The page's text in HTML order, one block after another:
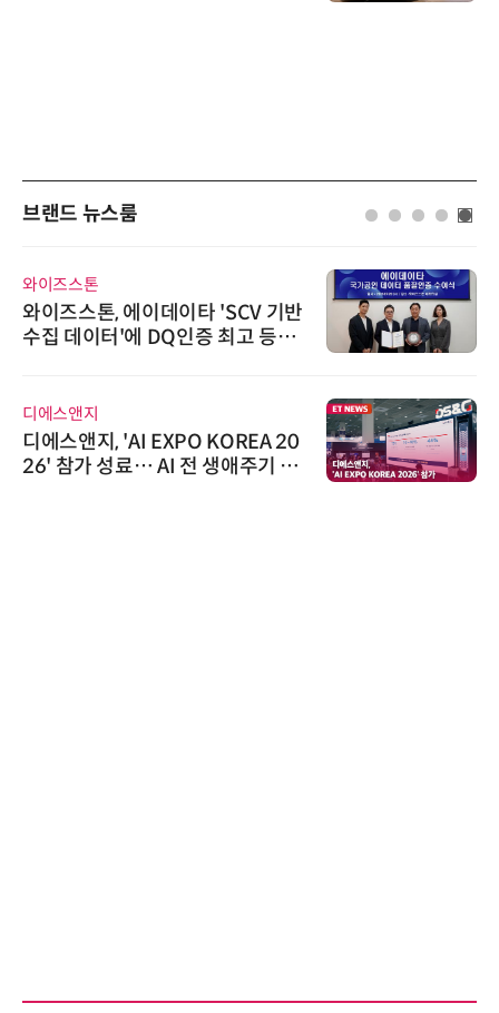
브랜드 뉴스룸
와이즈스톤
와이즈스톤, 에이데이타 'SCV 기반
수집 데이터'에 DQ인증 최고 등급
디에스앤지
디에스앤지, 'AI EXPO KOREA 20
26' 참가 성료… AI 전 생애주기 아